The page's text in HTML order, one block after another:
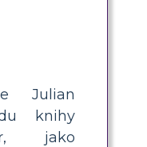
Julian
knihy
jako